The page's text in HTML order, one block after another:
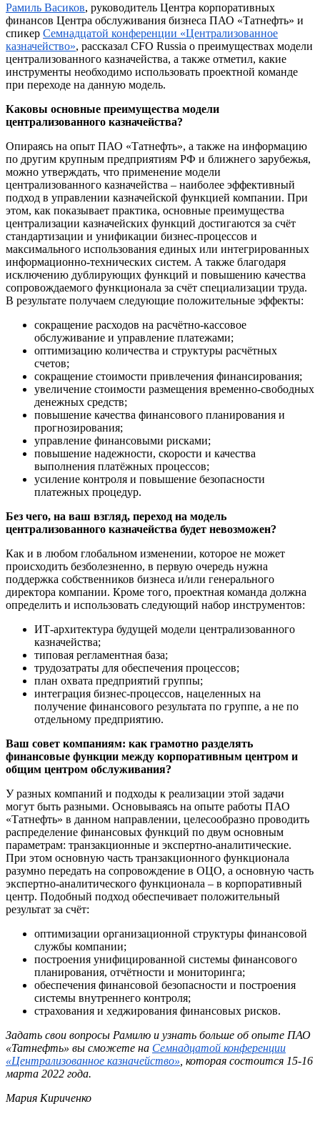
Рамиль Васиков, руководитель Центра корпоративных
финансов Центра обслуживания бизнеса ПАО «Татнефть» и
спикер Семнадцатой конференции «Централизованное
казначейство», рассказал CFO Russia о преимуществах модели
централизованного казначейства, а также отметил, какие
инструменты необходимо использовать проектной команде
при переходе на данную модель.
Каковы основные преимущества модели
централизованного казначейства?
Опираясь на опыт ПАО «Татнефть», а также на информацию
по другим крупным предприятиям РФ и ближнего зарубежья,
можно утверждать, что применение модели
централизованного казначейства – наиболее эффективный
подход в управлении казначейской функцией компании. При
этом, как показывает практика, основные преимущества
централизации казначейских функций достигаются за счёт
стандартизации и унификации бизнес-процессов и
максимального использования единых или интегрированных
информационно-технических систем. А также благодаря
исключению дублирующих функций и повышению качества
сопровождаемого функционала за счёт специализации труда.
В результате получаем следующие положительные эффекты:
сокращение расходов на расчётно-кассовое
обслуживание и управление платежами;
оптимизацию количества и структуры расчётных
счетов;
сокращение стоимости привлечения финансирования;
увеличение стоимости размещения временно-свободных
денежных средств;
повышение качества финансового планирования и
прогнозирования;
управление финансовыми рисками;
повышение надежности, скорости и качества
выполнения платёжных процессов;
усиление контроля и повышение безопасности
платежных процедур.
Без чего, на ваш взгляд, переход на модель
централизованного казначейства будет невозможен?
Как и в любом глобальном изменении, которое не может
происходить безболезненно, в первую очередь нужна
поддержка собственников бизнеса и/или генерального
директора компании. Кроме того, проектная команда должна
определить и использовать следующий набор инструментов:
ИТ-архитектура будущей модели централизованного
казначейства;
типовая регламентная база;
трудозатраты для обеспечения процессов;
план охвата предприятий группы;
интеграция бизнес-процессов, нацеленных на
получение финансового результата по группе, а не по
отдельному предприятию.
Ваш совет компаниям: как грамотно разделять
финансовые функции между корпоративным центром и
общим центром обслуживания?
У разных компаний и подходы к реализации этой задачи
могут быть разными. Основываясь на опыте работы ПАО
«Татнефть» в данном направлении, целесообразно проводить
распределение финансовых функций по двум основным
параметрам: транзакционные и экспертно-аналитические.
При этом основную часть транзакционного функционала
разумно передать на сопровождение в ОЦО, а основную часть
экспертно-аналитического функционала – в корпоративный
центр. Подобный подход обеспечивает положительный
результат за счёт:
оптимизации организационной структуры финансовой
службы компании;
построения унифицированной системы финансового
планирования, отчётности и мониторинга;
обеспечения финансовой безопасности и построения
системы внутреннего контроля;
страхования и хеджирования финансовых рисков.
Задать свои вопросы Рамилю и узнать больше об опыте ПАО
«Татнефть» вы сможете на Семнадцатой конференции
«Централизованное казначейство» , которая состоится 15-16
марта 2022 года.
Мария Кириченко